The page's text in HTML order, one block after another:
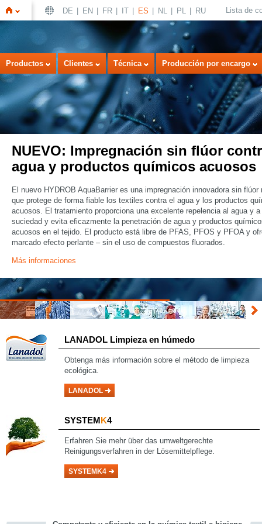
Inicio
DE EN FR IT ES NL PL RU Lista de
Productos Clientes Técnica Producción por encargo
NUEVO: Impregnación sin flúor
agua y productos químicos acuosos
El nuevo HYDROB AquaBarrier es una impregnación innovadora sin flúor
que protege de forma fiable los textiles contra el agua y los productos
acuosos. El tratamiento proporciona una excelente repelencia al agua y a
suciedad y evita eficazmente la penetración de agua y productos
acuosos en el tejido. El producto está libre de PFAS, PFOS y PFOA y
marcado efecto perlante – sin el uso de compuestos fluorados.
Más informaciones
LANADOL Limpieza en húmedo
Obtenga más información sobre el método de limpieza
ecológica.
LANADOL
SYSTEMK4
Erfahren Sie mehr über das umweltgerechte
Reinigungsverfahren in der Lösemittelpflege.
SYSTEMK4